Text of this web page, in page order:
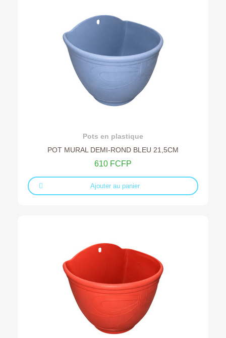
Ajouter au devis
Pots en plastique
POT MURAL DEMI-ROND BLEU 21,5CM
610 FCFP
Ajouter au panier